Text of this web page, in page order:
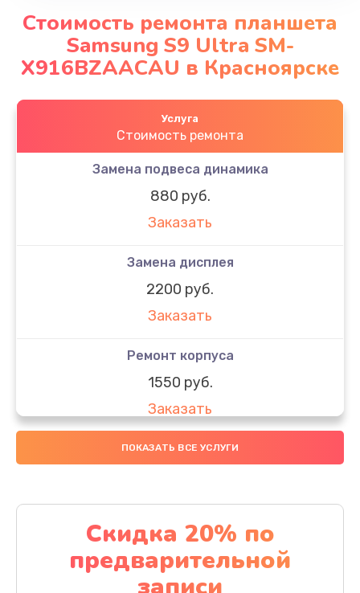
Стоимость ремонта планшета
Samsung S9 Ultra SM-
X916BZAACAU в Красноярске
Услуга
Стоимость ремонта
Замена подвеса динамика
880 руб.
Заказать
Замена дисплея
2200 руб.
Заказать
Ремонт корпуса
1550 руб.
Заказать
Настройка
Заказать
Ремонт кнопки
1200 руб.
ПОКАЗАТЬ ВСЕ УСЛУГИ
Скидка 20% по
предварительной